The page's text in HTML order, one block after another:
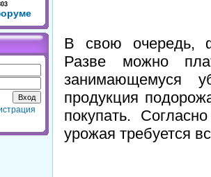
В свою очередь,
Разве можно
занимающемуся
продукция
покупать.
урожая требуется